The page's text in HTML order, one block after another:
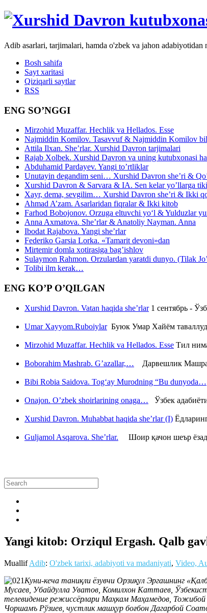
Adib asarlari, tarjimalari, hamda o'zbek va jahon adabiyotidan
Bosh sahifa
Sayt xaritasi
Qiziqarli saytlar
RSS
ENG SO’NGGI
Mirzohid Muzaffar. Hechlik va Hellados. Esse
Najmiddin Komilov. Tasavvuf & Najmiddin Komilov
Attila Ilxan. She’rlar. Xurshid Davron tarjimalari
Rajab Xolbek. Xurshid Davron va uning kutubxonasi
Abduhamid Pardayev. Yangi to’rtliklar
Unutayin degandim seni… Xurshid Davron she’ri &
Xurshid Davron & Sarvara & IA. Sen kelar yo’llarga
Xayr, dema, sevgilim… Xurshid Davron she’ri & Ikki
Ahmad A’zam. Asarlaridan fiqralar & Ikki kitob
Farhod Bobojonov. Orzuga eltuvchi yo‘l & Yulduzlar
Anna Axmatova. She’rlar & Anatoliy Nayman. Anna
Ibodat Rajabova. Yangi she’rlar
Federiko Garsia Lorka. «Tamarit devoni»dan
Mirtemir domla xotirasiga bag’ishlov
Sulaymon Rahmon. Orzulardan yaratdi dunyo. (Tilak
Tolibi ilm kerak…
ENG KO’P O’QILGAN
Xurshid Davron. Vatan haqida she’rlar1 сентябрь -
Umar Xayyom.RuboiylarБуюк Умар Хайём
Mirzohid Muzaffar. Hechlik va Hellados. Esse Тил
Boborahim Mashrab. G’azallar,… Дарвешлик
Bibi Robia Saidova. Tog‘ay Murodning “Bu dunyoda…
Onajon. O’zbek shoirlarining onaga… Ўзбек
Xurshid Davron. Muhabbat haqida she’rlar (I)
Guljamol Asqarova. She’rlar. Шоир қачон шеър
Yangi kitob: Orziqul Ergash. Qalb
MuallifAdib: O'zbek tarixi, adabiyoti va madaniyati, Video,
Куни-кеча таниқли ёзувчи Орзиқул Эргашнинг
Мусаев, Убайдулла Уватов, Комилхон Каттаев,
телевидение режиссёрлари Маҳкам Маҳамедов,
Чоршамъ Рўзиев, чустлик машҳур боғбон Дагарбой